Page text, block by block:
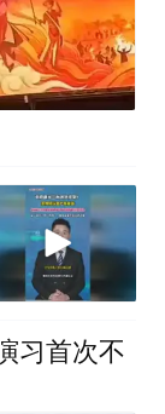
习首次不